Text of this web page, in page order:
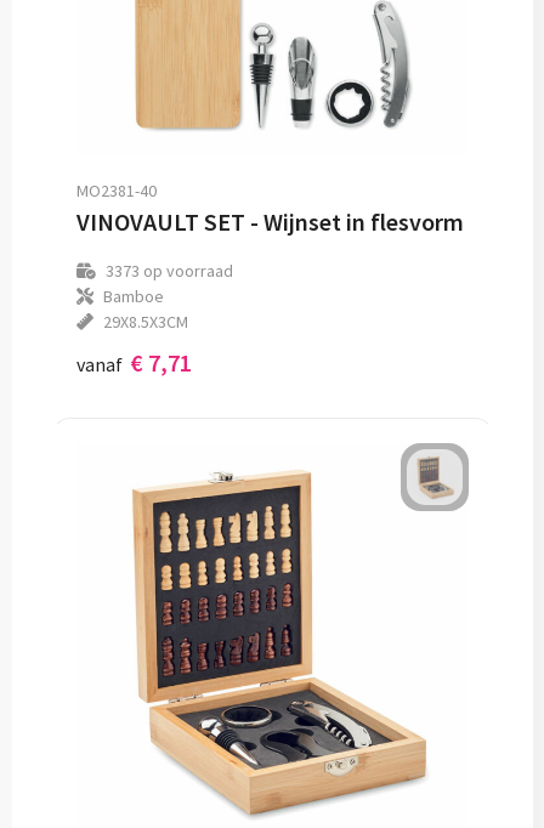
MO2381-40
VINOVAULT SET - Wijnset in flesvorm
3373 op voorraad
Bamboe
29X8.5X3CM
vanaf € 7,71